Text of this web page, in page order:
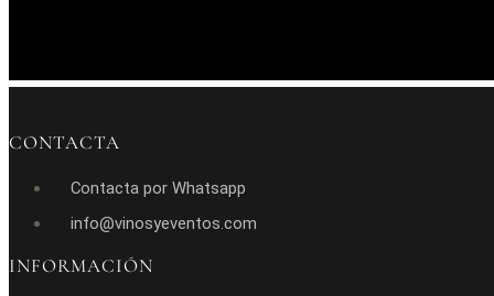
CONTACTA
Contacta por Whatsapp
info@vinosyeventos.com
INFORMACIÓN